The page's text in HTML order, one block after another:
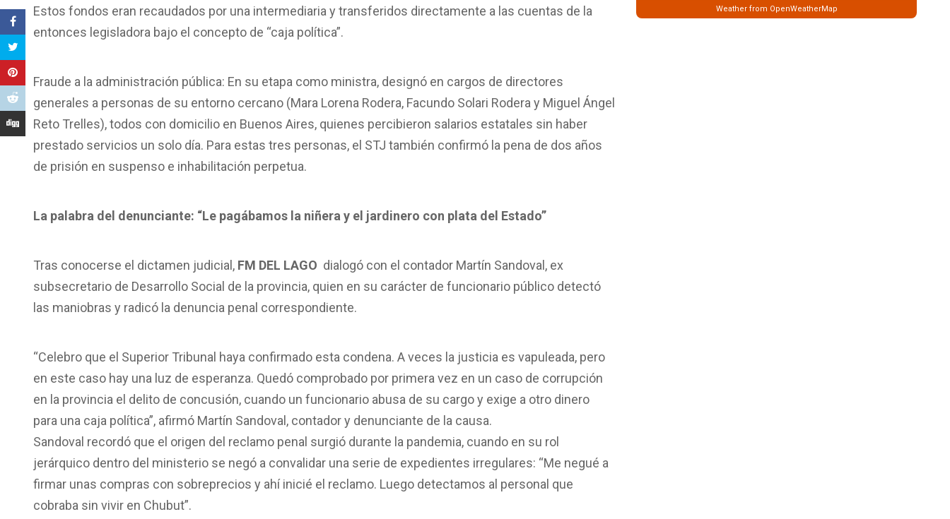
Estos fondos eran recaudados por una intermediaria y transferidos directamente a las cuentas de la
entonces legisladora bajo el concepto de “caja política”.
Fraude a la administración pública: En su etapa como ministra, designó en cargos de directores
generales a personas de su entorno cercano (Mara Lorena Rodera, Facundo Solari Rodera y Miguel Ángel
Reto Trelles), todos con domicilio en Buenos Aires, quienes percibieron salarios estatales sin haber
prestado servicios un solo día. Para estas tres personas, el STJ también confirmó la pena de dos años
de prisión en suspenso e inhabilitación perpetua.
La palabra del denunciante: “Le pagábamos la niñera y el jardinero con plata del Estado”
Tras conocerse el dictamen judicial, FM DEL LAGO dialogó con el contador Martín Sandoval, ex
subsecretario de Desarrollo Social de la provincia, quien en su carácter de funcionario público detectó
las maniobras y radicó la denuncia penal correspondiente.
“Celebro que el Superior Tribunal haya confirmado esta condena. A veces la justicia es vapuleada, pero
en este caso hay una luz de esperanza. Quedó comprobado por primera vez en un caso de corrupción
en la provincia el delito de concusión, cuando un funcionario abusa de su cargo y exige a otro dinero
para una caja política”, afirmó Martín Sandoval, contador y denunciante de la causa.
Sandoval recordó que el origen del reclamo penal surgió durante la pandemia, cuando en su rol
jerárquico dentro del ministerio se negó a convalidar una serie de expedientes irregulares: “Me negué a
firmar unas compras con sobreprecios y ahí inicié el reclamo. Luego detectamos al personal que
cobraba sin vivir en Chubut”.
Weather from OpenWeatherMap